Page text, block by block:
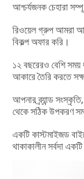
আশ্চর্যজনক চেহারা
রিওয়েল গ্রুপ আমরা
বিকল্প অফার করি।
১২ বছরেরও বেশি সময়
আকারে তৈরি করতে
আপনার ব্র্যান্ড
থেকে সঠিক উপকরণ
একটি কাস্টমাইজড
থাকাকালীন সর্বদা